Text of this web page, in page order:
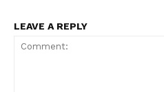
LEAVE A REPLY